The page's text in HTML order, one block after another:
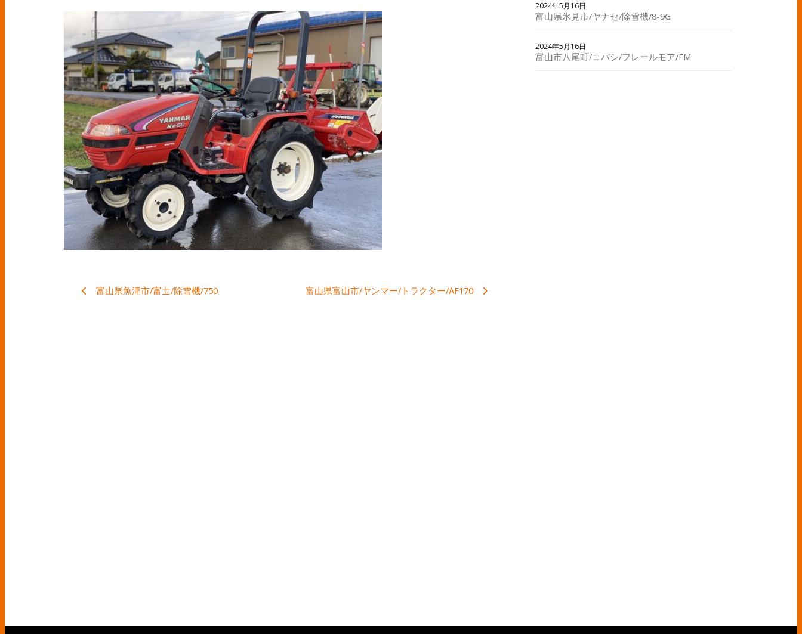
富山県魚津市/富士/除雪機/750 富山県富山市/ヤンマー/トラクター/AF170
2024年5月16日
富山県氷見市/ヤナセ/除雪機/8-9G
2024年5月16日
富山市八尾町/コバシ/フレールモア/FM